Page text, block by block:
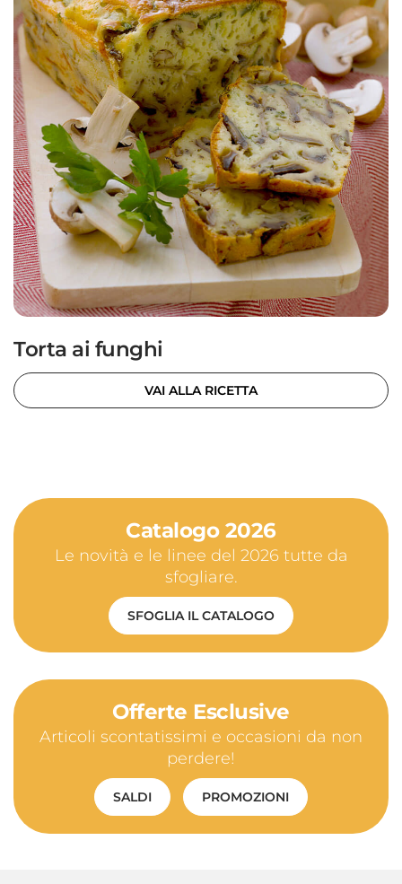
Torta ai funghi
VAI ALLA RICETTA
Catalogo 2026
Le novità e le linee del 2026 tutte da
sfogliare.
SFOGLIA IL CATALOGO
Offerte Esclusive
Articoli scontatissimi e occasioni da non
perdere!
SALDI PROMOZIONI